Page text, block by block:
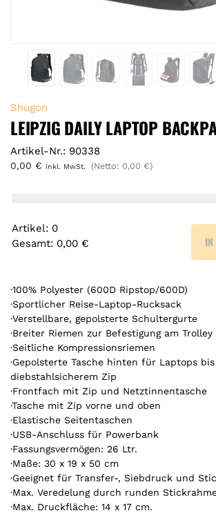
Shugon
LEIPZIG DAILY LAPTOP
Artikel-Nr.: 90338
0,00 € inkl. MwSt. (Netto: 0,00 €)
Artikel: 0
Gesamt: 0,00 €
r
t
i
k
e
l
.
Y
o
u
r
t
o
t
a
IN
·100% Polyester (600D Ripstop/600D)
·Sportlicher Reise-Laptop-Rucksack
·Verstellbare, gepolsterte Schultergurte
·Breiter Riemen zur Befestigung am Trolley
·Seitliche Kompressionsriemen
·Gepolsterte Tasche hinten für Laptops bis
diebstahlsicherem Zip
·Frontfach mit Zip und Netztinnentasche
·Tasche mit Zip vorne und oben
·Elastische Seitentaschen
·USB-Anschluss für Powerbank
·Fassungsvermögen: 26 Ltr.
·Maße: 30 x 19 x 50 cm
·Geeignet für Transfer-, Siebdruck und
·Max. Veredelung durch runden
·Max. Druckfläche: 14 x 17 cm.